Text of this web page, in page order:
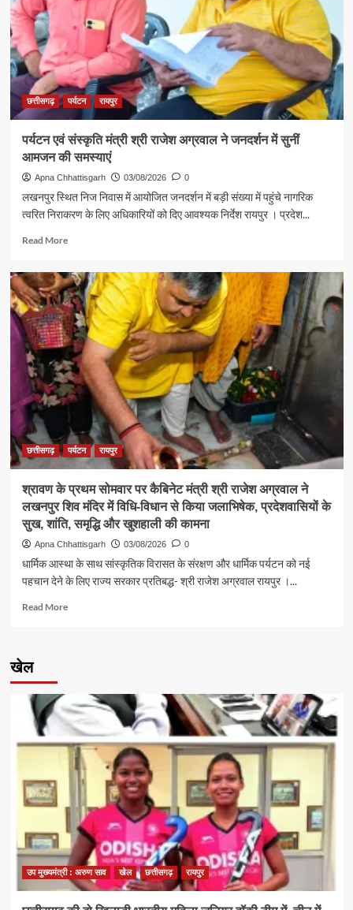
शिक्षा
मंत्री
गजेंद्र
यादव
ने
की
छत्तीसगढ़ पर्यटन रायपुर
पर्यटन एवं संस्कृति मंत्री श्री राजेश अग्रवाल ने जनदर्शन में सुनीं
आमजन की समस्याएं
Apna Chhattisgarh 03/08/2026 0
लखनपुर स्थित निज निवास में आयोजित जनदर्शन में बड़ी संख्या में पहुंचे नागरिक
त्वरित निराकरण के लिए अधिकारियों को दिए आवश्यक निर्देश रायपुर । प्रदेश...
Read MoreRead
पर्यटन
एवं
संस्कृति
मंत्री
श्री
राजेश
अग्रवाल
ने
जनदर्शन
सुनीं
आमजन
की
छत्तीसगढ़ पर्यटन रायपुर
श्रावण के प्रथम सोमवार पर कैबिनेट मंत्री श्री राजेश अग्रवाल ने
लखनपुर शिव मंदिर में विधि-विधान से किया जलाभिषेक, प्रदेशवासियों के
सुख, शांति, समृद्धि और खुशहाली की कामना
Apna Chhattisgarh 03/08/2026 0
धार्मिक आस्था के साथ सांस्कृतिक विरासत के संरक्षण और धार्मिक पर्यटन को नई
पहचान देने के लिए राज्य सरकार प्रतिबद्ध- श्री राजेश अग्रवाल रायपुर ।...
Read MoreRead
सोमवार
पर
कैबिनेट
मंत्री
श्री
राजेश
अग्रवाल
लखनपुर
शिव
मंदिर
में
विधि-
विधान
खेल
उप मुख्यमंत्री : अरुण साव खेल छत्तीसगढ़ रायपुर